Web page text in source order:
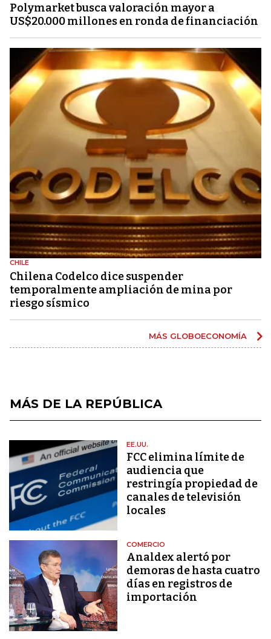
Polymarket busca valoración mayor a
US$20.000 millones en ronda de financiación
CHILE
Chilena Codelco dice suspender
temporalmente ampliación de mina por
riesgo sísmico
MÁS GLOBOECONOMÍA
MÁS DE LA REPÚBLICA
EE.UU.
FCC elimina límite de
audiencia que
restringía propiedad de
canales de televisión
locales
COMERCIO
Analdex alertó por
demoras de hasta cuatro
días en registros de
importación